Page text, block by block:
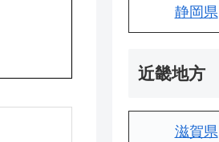
静岡県
近畿地方
滋賀県